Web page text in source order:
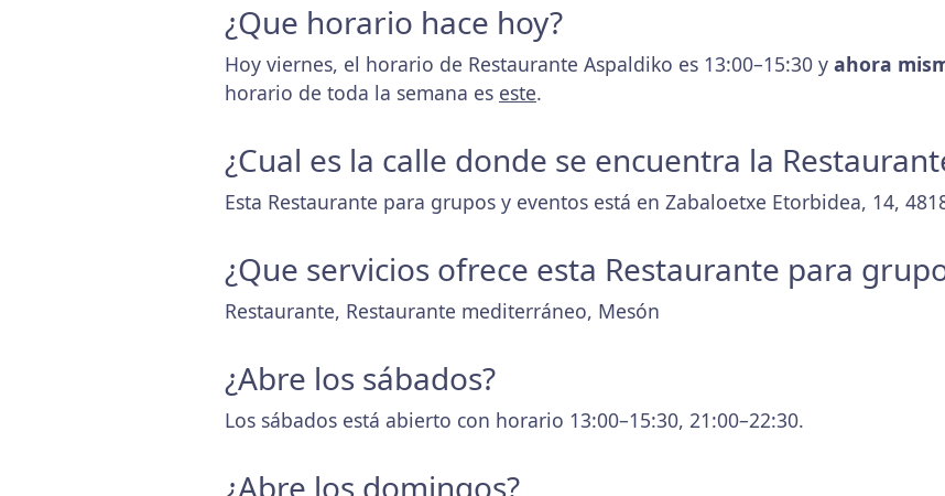
¿Que horario hace hoy?
Hoy viernes, el horario de Restaurante Aspaldiko es 13:00–15:30 y ahora
horario de toda la semana es este.
¿Cual es la calle donde se encuentra la
Esta Restaurante para grupos y eventos está en Zabaloetxe Etorbidea, 14,
¿Que servicios ofrece esta Restaurante para
Restaurante, Restaurante mediterráneo, Mesón
¿Abre los sábados?
Los sábados está abierto con horario 13:00–15:30, 21:00–22:30.
¿Abre los domingos?